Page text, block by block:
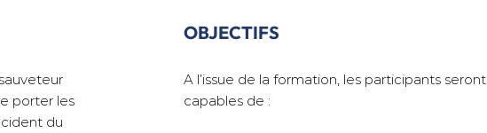
porter les
du
OBJECTIFS
A l’issue de la formation, les participants seront
capables de :